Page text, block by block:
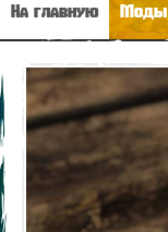
На главную Моды